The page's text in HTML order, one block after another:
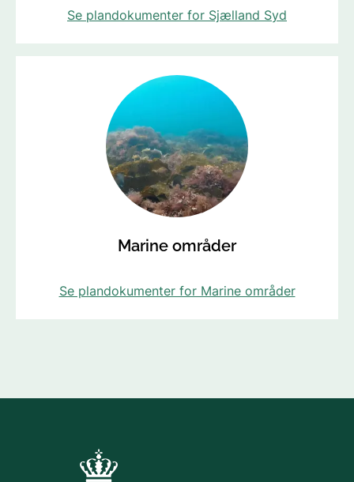
Se plandokumenter for Sjælland Syd
Marine områder
Se plandokumenter for Marine områder